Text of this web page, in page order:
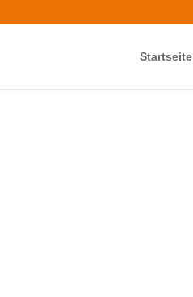
Startseite